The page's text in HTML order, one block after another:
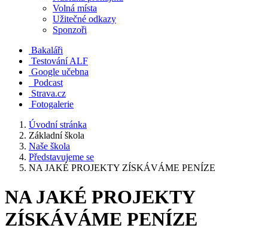
Volná místa
Užitečné odkazy
Sponzoři
Bakaláři
Testování ALF
Google učebna
Podcast
Strava.cz
Fotogalerie
Úvodní stránka
Základní škola
Naše škola
Představujeme se
NA JAKÉ PROJEKTY ZÍSKÁVÁME PENÍZE
NA JAKÉ PROJEKTY
ZÍSKÁVÁME PENÍZE